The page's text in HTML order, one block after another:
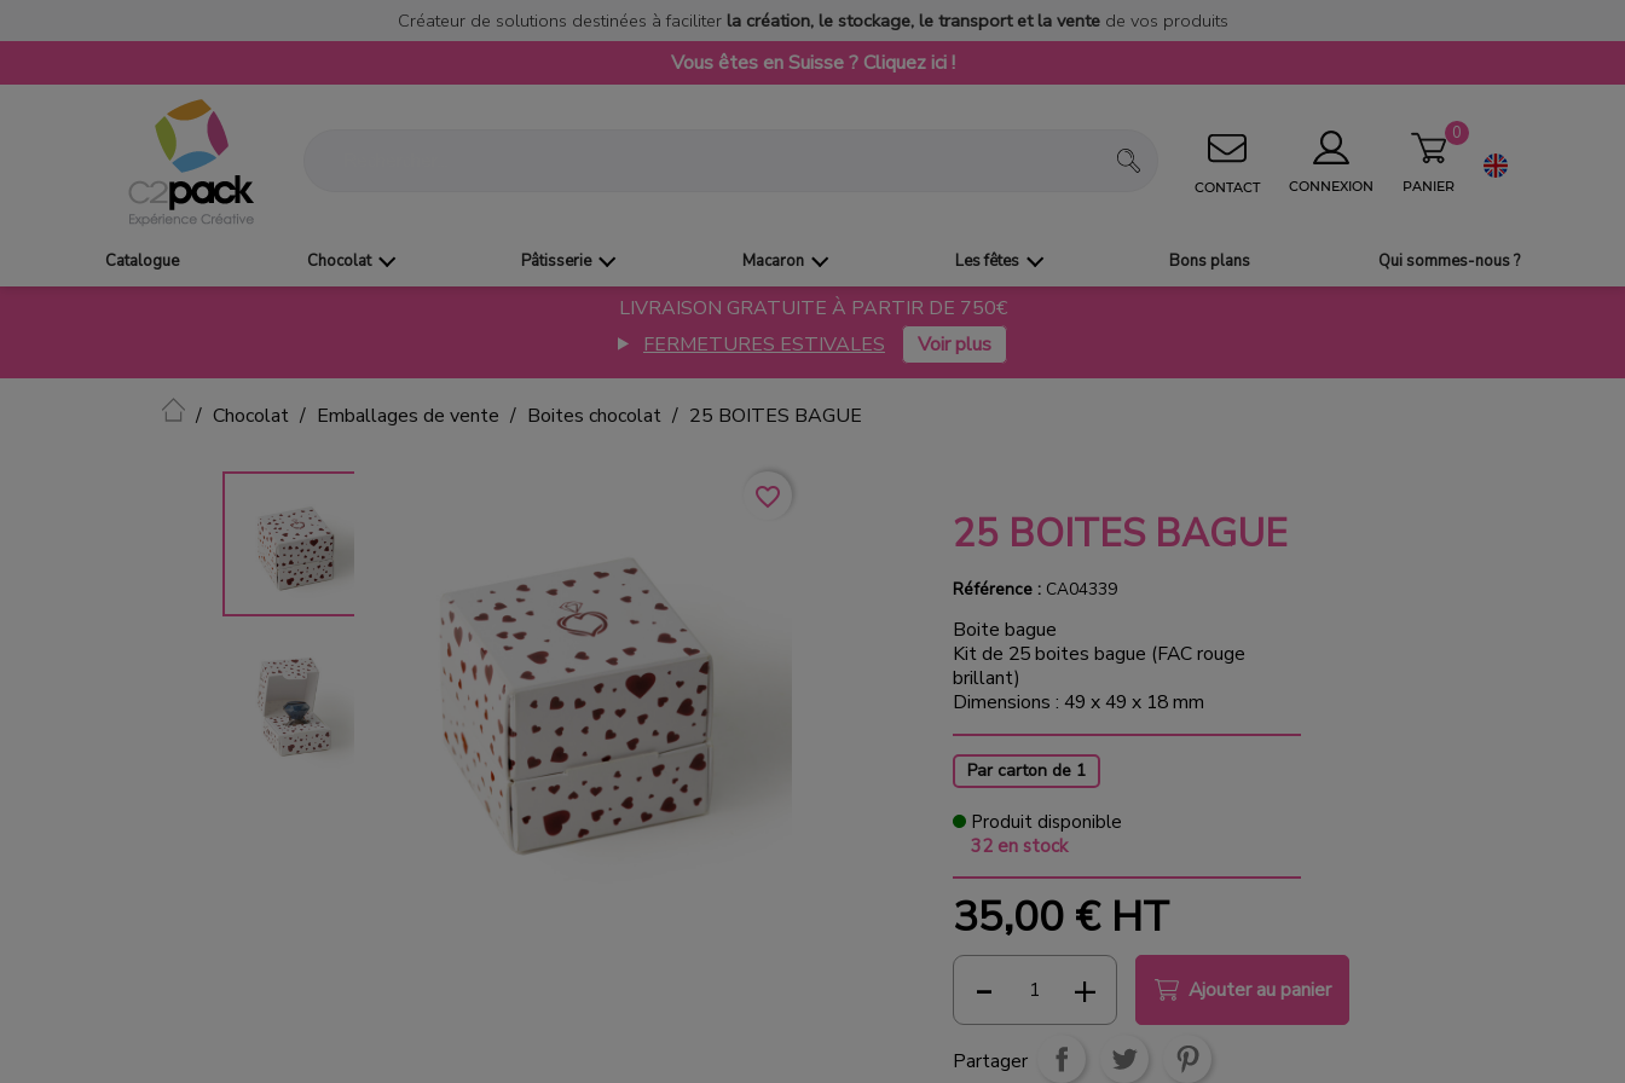
Créateur de solutions destinées à faciliter la création, le stockage, le transport et la ventede vos produits
Vous êtes en Suisse ? Cliquez ici !
CONTACT CONNEXION PANIER
0
Catalogue Chocolat Pâtisserie Macaron Les fêtes Bons plans Qui sommes-nous ?
LIVRAISON GRATUITE À PARTIR DE 750€
FERMETURES ESTIVALES
Accueil
Chocolat Emballages de vente Boites chocolat 25 BOITES BAGUE
favorite_border
25 BOITES BAGUE
Référence : CA04339
Boite bague
Kit de 25 boites bague (FAC rouge
brillant)
Dimensions : 49 x 49 x 18 mm
Par carton de 1
Produit disponible
32 en stock
35,00 € HT
Ajouter au panier
Partager